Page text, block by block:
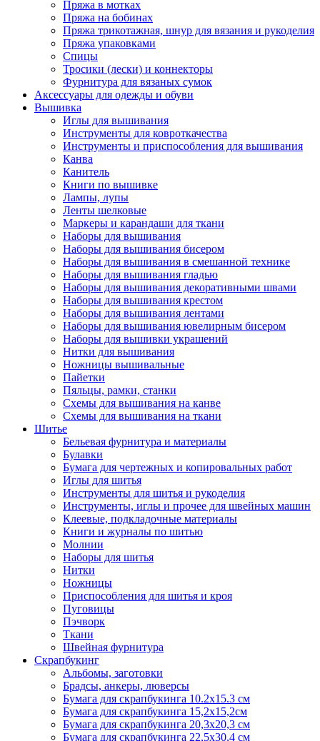
Пряжа в мотках
Пряжа на бобинах
Пряжа трикотажная, шнур для вязания и рукоделия
Пряжа упаковками
Спицы
Тросики (лески) и коннекторы
Фурнитура для вязаных сумок
Аксессуары для одежды и обуви
Вышивка
Иглы для вышивания
Инструменты для ковроткачества
Инструменты и приспособления для вышивания
Канва
Канитель
Книги по вышивке
Лампы, лупы
Ленты шелковые
Маркеры и карандаши для ткани
Наборы для вышивания
Наборы для вышивания бисером
Наборы для вышивания в смешанной технике
Наборы для вышивания гладью
Наборы для вышивания декоративными швами
Наборы для вышивания крестом
Наборы для вышивания лентами
Наборы для вышивания ювелирным бисером
Наборы для вышивки украшений
Нитки для вышивания
Ножницы вышивальные
Пайетки
Пяльцы, рамки, станки
Схемы для вышивания на канве
Схемы для вышивания на ткани
Шитье
Бельевая фурнитура и материалы
Булавки
Бумага для чертежных и копировальных работ
Иглы для шитья
Инструменты для шитья и рукоделия
Инструменты, иглы и прочее для швейных машин
Клеевые, подкладочные материалы
Книги и журналы по шитью
Молнии
Наборы для шитья
Нитки
Ножницы
Приспособления для шитья и кроя
Пуговицы
Пэчворк
Ткани
Швейная фурнитура
Скрапбукинг
Альбомы, заготовки
Брадсы, анкеры, люверсы
Бумага для скрапбукинга 10.2х15.3 см
Бумага для скрапбукинга 15,2х15,2см
Бумага для скрапбукинга 20,3х20,3 см
Бумага для скрапбукинга 22,5х30,4 см